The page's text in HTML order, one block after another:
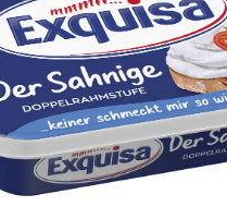
Details